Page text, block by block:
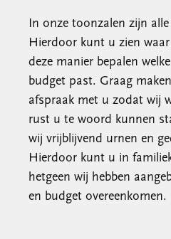
In onze toonzalen zijn
Hierdoor kunt u zien
deze manier bepalen
budget past. Graag
afspraak met u zodat wij
rust u te woord kunnen
wij vrijblijvend urnen en
Hierdoor kunt u in
hetgeen wij hebben
en budget overeenkomen.